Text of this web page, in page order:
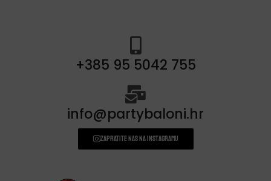
+385 95 5042 755
info@partybaloni.hr
Zapratite nas na instagramu